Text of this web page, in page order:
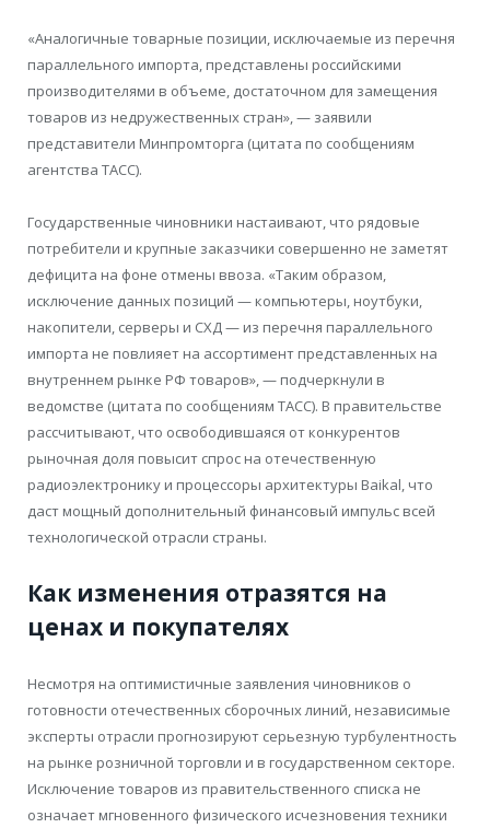
«Аналогичные товарные позиции, исключаемые из перечня
параллельного импорта, представлены российскими
производителями в объеме, достаточном для замещения
товаров из недружественных стран», — заявили
представители Минпромторга (цитата по сообщениям
агентства ТАСС).
Государственные чиновники настаивают, что рядовые
потребители и крупные заказчики совершенно не заметят
дефицита на фоне отмены ввоза. «Таким образом,
исключение данных позиций — компьютеры, ноутбуки,
накопители, серверы и СХД — из перечня параллельного
импорта не повлияет на ассортимент представленных на
внутреннем рынке РФ товаров», — подчеркнули в
ведомстве (цитата по сообщениям ТАСС). В правительстве
рассчитывают, что освободившаяся от конкурентов
рыночная доля повысит спрос на отечественную
радиоэлектронику и процессоры архитектуры Baikal, что
даст мощный дополнительный финансовый импульс всей
технологической отрасли страны.
Как изменения отразятся на
ценах и покупателях
Несмотря на оптимистичные заявления чиновников о
готовности отечественных сборочных линий, независимые
эксперты отрасли прогнозируют серьезную турбулентность
на рынке розничной торговли и в государственном секторе.
Исключение товаров из правительственного списка не
означает мгновенного физического исчезновения техники